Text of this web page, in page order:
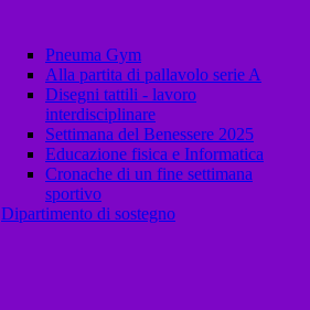
Pneuma Gym
Alla partita di pallavolo serie A
Disegni tattili - lavoro
interdisciplinare
Settimana del Benessere 2025
Educazione fisica e Informatica
Cronache di un fine settimana
sportivo
Dipartimento di sostegno